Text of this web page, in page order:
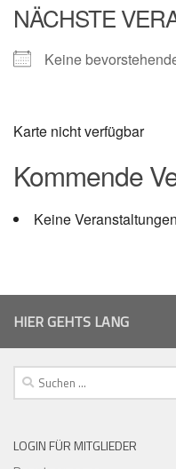
NÄCHSTE
Keine
Karte nicht verfügbar
Kommende
Keine
HIER GEHTS LANG
Suchen
nach:
LOGIN FÜR MITGLIEDER